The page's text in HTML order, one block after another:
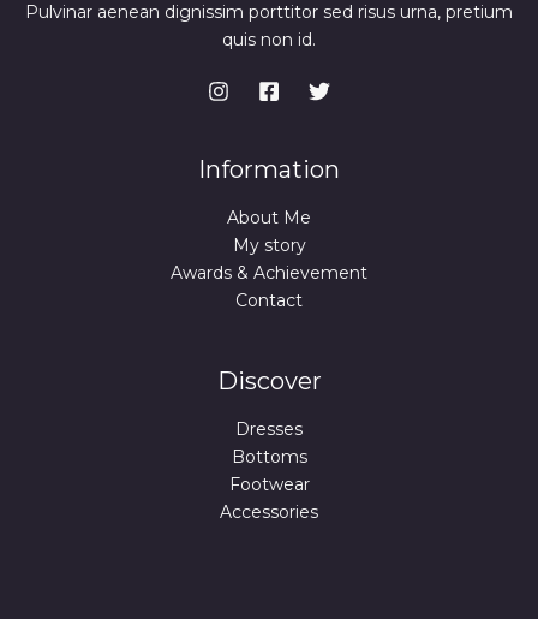
Pulvinar aenean dignissim porttitor sed risus urna, pretium
quis non id.
Information
About Me
My story
Awards & Achievement
Contact
Discover
Dresses
Bottoms
Footwear
Accessories